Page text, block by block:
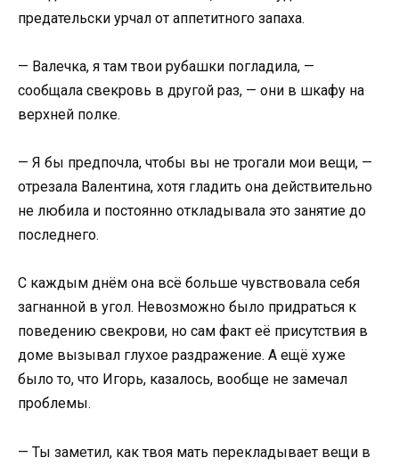
предательски урчал от аппетитного запаха.
— Валечка, я там твои рубашки погладила, —
сообщала свекровь в другой раз, — они в шкафу на
верхней полке.
— Я бы предпочла, чтобы вы не трогали мои вещи, —
отрезала Валентина, хотя гладить она действительно
не любила и постоянно откладывала это занятие до
последнего.
С каждым днём она всё больше чувствовала себя
загнанной в угол. Невозможно было придраться к
поведению свекрови, но сам факт её присутствия в
доме вызывал глухое раздражение. А ещё хуже
было то, что Игорь, казалось, вообще не замечал
проблемы.
— Ты заметил, как твоя мать перекладывает вещи в